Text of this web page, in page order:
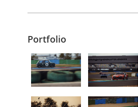
Portfolio